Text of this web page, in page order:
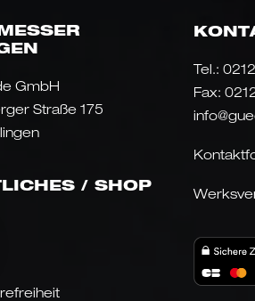
GmbH
Straße 175
/ SHOP
Tel.:
Fax: